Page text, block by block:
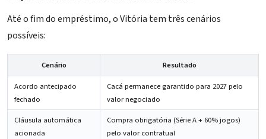
Até o fim do empréstimo, o Vitória tem três cenários
possíveis:
Cenário
Resultado
Acordo antecipado
fechado
Cacá permanece garantido para 2027 pelo
valor negociado
Cláusula automática
acionada
Compra obrigatória (Série A + 60% jogos)
pelo valor contratual